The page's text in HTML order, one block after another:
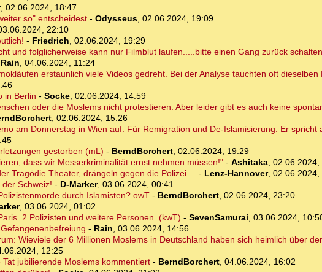
, 02.06.2024, 18:47
so" entscheidest- Odysseus, 02.06.2024, 19:09
22:10
- Friedrich, 02.06.2024, 19:29
und folglicherweise kann nur Filmblut laufen.....bitte einen Gang zurück
Rain, 04.06.2024, 11:24
erstaunlich viele Videos gedreht. Bei der Analyse tauchten oft
in Berlin - Socke, 02.06.2024, 14:59
oder die Moslems nicht protestieren. Aber leider gibt es auch keine
, 02.06.2024, 15:26
am Donnerstag in Wien auf: Für Remigration und De-Islamisierung. Er spricht
gestorben (mL) - BerndBorchert, 02.06.2024, 19:29
dass wir Messerkriminalität ernst nehmen müssen!"- Ashitaka, 02.06.2024,
Tragödie Theater, drängeln gegen die Polizei ... - Lenz-Hannover, 02.06.2024,
Schweiz! - D-Marker, 03.06.2024, 00:41
durch Islamisten? owT- BerndBorchert, 02.06.2024, 23:20
, 03.06.2024, 01:02
2 Polizisten und weitere Personen. (kwT) - SevenSamurai, 03.06.2024,
- Rain, 03.06.2024, 14:56
Wieviele der 6 Millionen Moslems in Deutschland haben sich heimlich über
12:25
jubilierende Moslems kommentiert- BerndBorchert, 04.06.2024, 16:02